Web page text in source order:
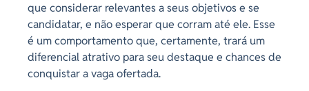
que considerar relevantes a seus objetivos e se
candidatar, e não esperar que corram até ele. Esse
é um comportamento que, certamente, trará um
diferencial atrativo para seu destaque e chances de
conquistar a vaga ofertada.